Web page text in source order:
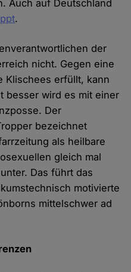
Auch auf Deutschland
.
der
nicht. Gegen eine
Klischees erfüllt, kann
besser wird es mit einer
Der
bezeichnet
als heilbare
gleich mal
unter. Das führt das
motivierte
mittelschwer ad